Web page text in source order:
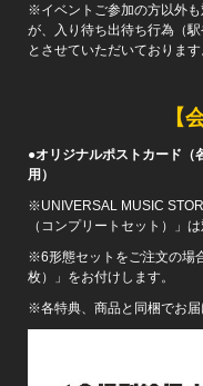
※イベントご参加の方以外
が、入り待ち出待ち行為（
とさせていただいております
【
●オリジナルポストカード（
用）
※UNIVERSAL MUSIC
（コンプリートセット）」
※6形態セットをご注文の場
枚）」をお付けします。
※各特典、商品と同梱でお届